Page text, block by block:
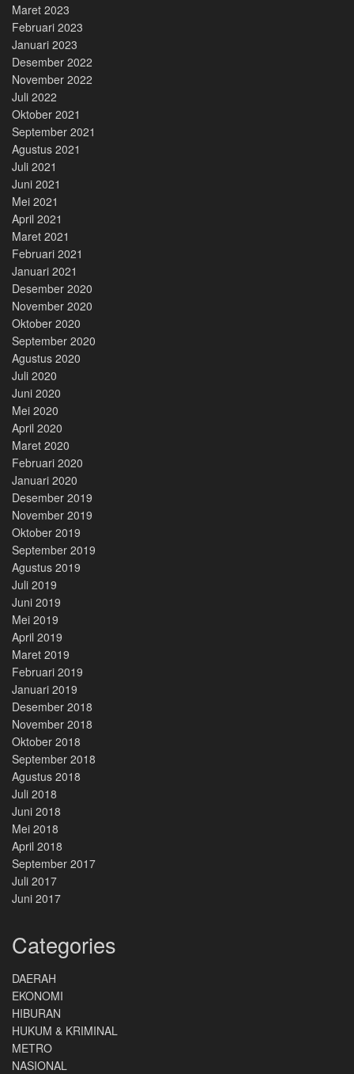
Maret 2023
Februari 2023
Januari 2023
Desember 2022
November 2022
Juli 2022
Oktober 2021
September 2021
Agustus 2021
Juli 2021
Juni 2021
Mei 2021
April 2021
Maret 2021
Februari 2021
Januari 2021
Desember 2020
November 2020
Oktober 2020
September 2020
Agustus 2020
Juli 2020
Juni 2020
Mei 2020
April 2020
Maret 2020
Februari 2020
Januari 2020
Desember 2019
November 2019
Oktober 2019
September 2019
Agustus 2019
Juli 2019
Juni 2019
Mei 2019
April 2019
Maret 2019
Februari 2019
Januari 2019
Desember 2018
November 2018
Oktober 2018
September 2018
Agustus 2018
Juli 2018
Juni 2018
Mei 2018
April 2018
September 2017
Juli 2017
Juni 2017
Categories
DAERAH
EKONOMI
HIBURAN
HUKUM & KRIMINAL
METRO
NASIONAL